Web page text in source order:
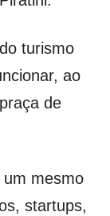
turismo
ao
de
mesmo
startups,